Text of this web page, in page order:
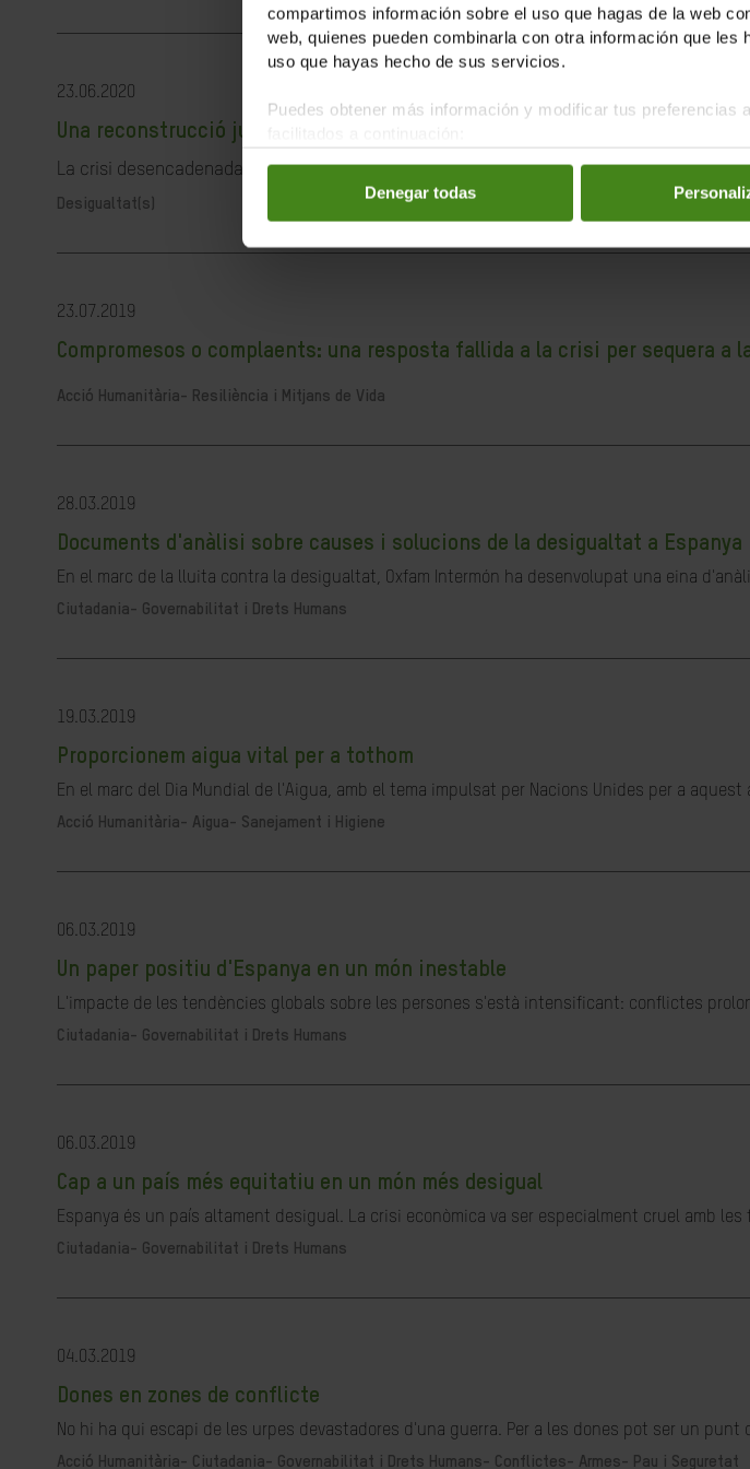
compartimos información sobre el uso que hagas de la web
web, quienes pueden combinarla con otra información que
uso que hayas hecho de sus servicios.
Puedes obtener más información y modificar tus preferencias
Denegar todas
23.06.2020
Una reconstrucció justa és possible i necessària
La crisi desencadenada per la pandèmia de la COVID-19 ha revelat la debilitat del
Desigualtat(s)
23.07.2019
Compromesos o complaents: una resposta fallida a la crisi per sequera a
Acció Humanitària- Resiliència i Mitjans de Vida
28.03.2019
Documents d'anàlisi sobre causes i solucions de la desigualtat a Espanya
En el marc de la lluita contra la desigualtat, Oxfam Intermón ha desenvolupat una eina
Ciutadania- Governabilitat i Drets Humans
19.03.2019
Proporcionem aigua vital per a tothom
En el marc del Dia Mundial de l'Aigua, amb el tema impulsat per Nacions Unides per a aquest
Acció Humanitària- Aigua- Sanejament i Higiene
06.03.2019
Un paper positiu d'Espanya en un món inestable
L'impacte de les tendències globals sobre les persones s'està intensificant: conflictes
Ciutadania- Governabilitat i Drets Humans
06.03.2019
Cap a un país més equitatiu en un món més desigual
Espanya és un país altament desigual. La crisi econòmica va ser especialment cruel amb
Ciutadania- Governabilitat i Drets Humans
04.03.2019
Dones en zones de conflicte
No hi ha qui escapi de les urpes devastadores d'una guerra. Per a les dones pot ser un punt
Acció Humanitària- Ciutadania- Governabilitat i Drets Humans- Conflictes- Armes- Pau i Seguretat